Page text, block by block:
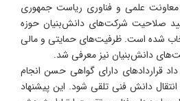
علمی و فناوری ریاست جمهوری
صلاحیت شرکت‌های دانش‌بنیان حوزه
شده است. ظرفیت‌های حمایتی و مالی
دانش‌بنیان نیز معرفی شد.
قراردادهای دارای گواهی حسن انجام
انتقال دانش فنی تلقی شود. این پیشنهاد